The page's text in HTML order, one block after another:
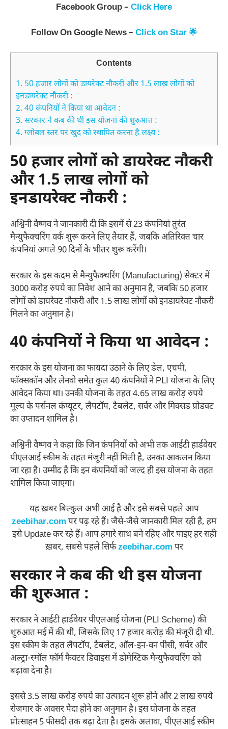
Facebook Group – Click Here
Follow On Google News – Click on Star 🌟
Contents
1. 50 हजार लोगों को डायरेक्‍ट नौकरी और 1.5 लाख लोगों को
इनडायरेक्‍ट नौकरी :
2. 40 कंपनियों ने किया था आवेदन :
3. सरकार ने कब की थी इस योजना की शुरुआत :
4. ग्‍लोबल स्‍तर पर खुद को स्‍थापित करना है लक्ष्‍य :
50 हजार लोगों को डायरेक्‍ट नौकरी
और 1.5 लाख लोगों को
इनडायरेक्‍ट नौकरी :
अश्विनी वैष्‍णव ने जानकारी दी कि इसमें से 23 कंपनियां तुरंत
मैन्‍युफैक्‍चरिंग वर्क शुरू करने लिए तैयार हैं, जबकि अतिरिक्‍त चार
कंपनियां अगले 90 दिनों के भीतर शुरू करेंगी।
सरकार के इस कदम से मैन्‍युफैक्‍चरिंग (Manufacturing) सेक्‍टर में
3000 करोड़ रुपये का निवेश आने का अनुमान है, जबकि 50 हजार
लोगों को डायरेक्‍ट नौकरी और 1.5 लाख लोगों को इनडायरेक्‍ट नौकरी
मिलने का अनुमान है।
40 कंपनियों ने किया था आवेदन :
सरकार के इस योजना का फायदा उठाने के लिए डेल, एचपी,
फॉक्‍सकॉन और लेनवो समेत कुल 40 कंपनियों ने PLI योजना के लिए
आवेदन किया था। उनकी योजना के तहत 4.65 लाख करोड़ रुपये
मूल्‍य के पर्सनल कंप्‍यूटर, लैपटॉप, टैबलेट, सर्वर और मिक्‍सड प्रोडक्‍ट
का उप्‍तादन शामिल है।
अश्विनी वैष्‍णव ने कहा कि जिन कंपनियों को अभी तक आईटी हार्डवेयर
पीएलआई स्‍कीम के तहत मंजूरी नहीं मिली है, उनका आकलन किया
जा रहा है। उम्‍मीद है कि इन कंपनियों को जल्‍द ही इस योजना के तहत
शामिल किया जाएगा।
यह ख़बर बिल्कुल अभी आई है और इसे सबसे पहले आप
zeebihar.com पर पढ़ रहे हैं। जैसे-जैसे जानकारी मिल रही है, हम
इसे Update कर रहे हैं। आप हमारे साथ बने रहिए और पाइए हर सही
ख़बर, सबसे पहले सिर्फzeebihar.com पर
सरकार ने कब की थी इस योजना
की शुरुआत :
सरकार ने आईटी हार्डवेयर पीएलआई योजना (PLI Scheme) की
शुरुआत मई में की थी, जिसके लिए 17 हजार करोड़ की मंजूरी दी थी.
इस स्‍कीम के तहत लैपटॉप, टैबलेट, ऑल-इन-वन पीसी, सर्वर और
अल्ट्रा-स्मॉल फॉर्म फैक्टर डिवाइस में डोमेस्टिक मैन्‍युफैक्‍चरिंग को
बढ़ावा देना है।
इससे 3.5 लाख करोड़ रुपये का उत्‍पादन शुरू होने और 2 लाख रुपये
रोजगार के अवसर पैदा होने का अनुमान है। इस योजना के तहत
प्रोत्‍साहन 5 फीसदी तक बढ़ा देता है। इसके अलावा, पीएलआई स्‍कीम